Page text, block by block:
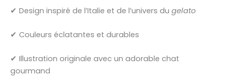
✔ Design inspiré de l’Italie et de l’univers du gelato
✔ Couleurs éclatantes et durables
✔ Illustration originale avec un adorable chat
gourmand